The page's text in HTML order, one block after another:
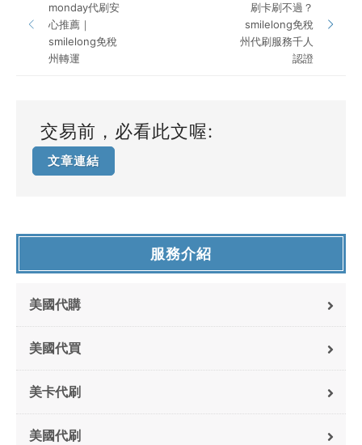
monday代刷安
心推薦｜
smilelong免稅
州轉運
刷卡刷不過？
smilelong免稅
州代刷服務千人
認證
交易前，必看此文喔:
文章連結
服務介紹
美國代購
美國代買
美卡代刷
美國代刷